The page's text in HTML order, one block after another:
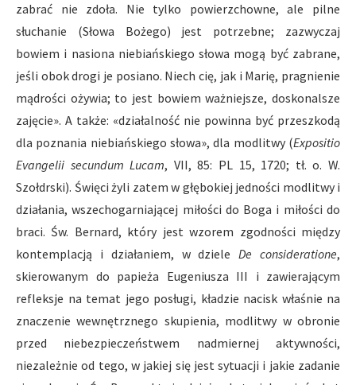
zabrać nie zdoła. Nie tylko powierzchowne, ale pilne
słuchanie (Słowa Bożego) jest potrzebne; zazwyczaj
bowiem i nasiona niebiańskiego słowa mogą być zabrane,
jeśli obok drogi je posiano. Niech cię, jak i Marię, pragnienie
mądrości ożywia; to jest bowiem ważniejsze, doskonalsze
zajęcie». A także: «działalność nie powinna być przeszkodą
dla poznania niebiańskiego słowa», dla modlitwy (Expositio
Evangelii secundum Lucam, VII, 85: PL 15, 1720; tł. o. W.
Szołdrski). Święci żyli zatem w głębokiej jedności modlitwy i
działania, wszechogarniającej miłości do Boga i miłości do
braci. Św. Bernard, który jest wzorem zgodności między
kontemplacją i działaniem, w dzieleDe consideratione,
skierowanym do papieża Eugeniusza III i zawierającym
refleksje na temat jego posługi, kładzie nacisk właśnie na
znaczenie wewnętrznego skupienia, modlitwy w obronie
przed niebezpieczeństwem nadmiernej aktywności,
niezależnie od tego, w jakiej się jest sytuacji i jakie zadanie